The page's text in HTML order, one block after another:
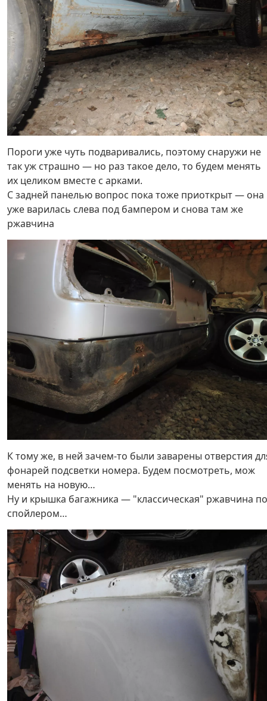
Пороги уже чуть подваривались, поэтому снаружи не
так уж страшно — но раз такое дело, то будем менять
их целиком вместе с арками.
С задней панелью вопрос пока тоже приоткрыт — она
уже варилась слева под бампером и снова там же
ржавчина
К тому же, в ней зачем-то были заварены отверстия
фонарей подсветки номера. Будем посмотреть, мож
менять на новую…
Ну и крышка багажника — "классическая" ржавчина
спойлером…